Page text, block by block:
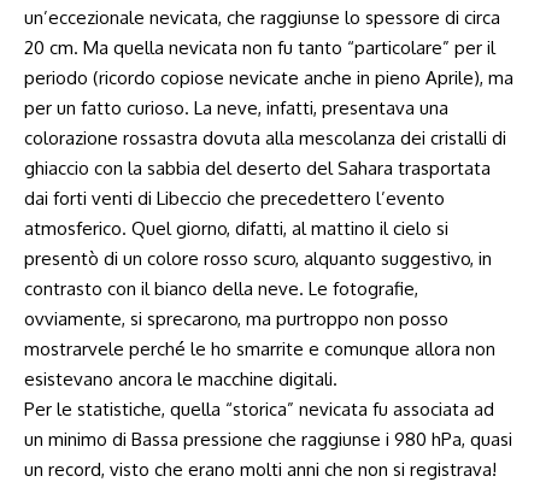
un’eccezionale nevicata, che raggiunse lo spessore di circa
20 cm. Ma quella nevicata non fu tanto “particolare” per il
periodo (ricordo copiose nevicate anche in pieno Aprile), ma
per un fatto curioso. La neve, infatti, presentava una
colorazione rossastra dovuta alla mescolanza dei cristalli di
ghiaccio con la sabbia del deserto del Sahara trasportata
dai forti venti di Libeccio che precedettero l’evento
atmosferico. Quel giorno, difatti, al mattino il cielo si
presentò di un colore rosso scuro, alquanto suggestivo, in
contrasto con il bianco della neve. Le fotografie,
ovviamente, si sprecarono, ma purtroppo non posso
mostrarvele perché le ho smarrite e comunque allora non
esistevano ancora le macchine digitali.
Per le statistiche, quella “storica” nevicata fu associata ad
un minimo di Bassa pressione che raggiunse i 980 hPa, quasi
un record, visto che erano molti anni che non si registrava!